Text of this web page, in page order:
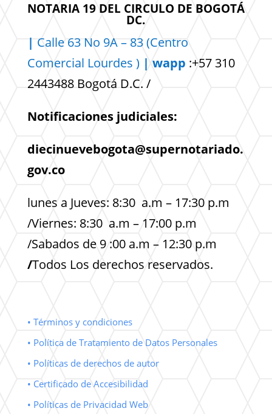
NOTARIA 19 DEL CIRCULO DE BOGOTÁ
DC.
| Calle 63 No 9A – 83 (Centro
Comercial Lourdes ) | wapp :+57 310
2443488 Bogotá D.C. /
Notificaciones judiciales:
diecinuevebogota@supernotariado.
gov.co
lunes a Jueves: 8:30 a.m – 17:30 p.m
/Viernes: 8:30 a.m – 17:00 p.m
/Sabados de 9 :00 a.m – 12:30 p.m
/Todos Los derechos reservados.
• Términos y condiciones
• Política de Tratamiento de Datos Personales
• Políticas de derechos de autor
• Certificado de Accesibilidad
• Políticas de Privacidad Web